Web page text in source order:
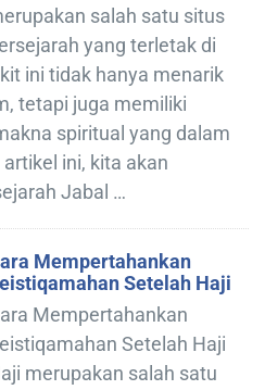
salah satu situs
yang terletak di
ini tidak hanya menarik
tetapi juga memiliki
spiritual yang dalam
ini, kita akan
Jabal …
Mempertahankan
Setelah Haji
Mempertahankan
Setelah Haji
merupakan salah satu